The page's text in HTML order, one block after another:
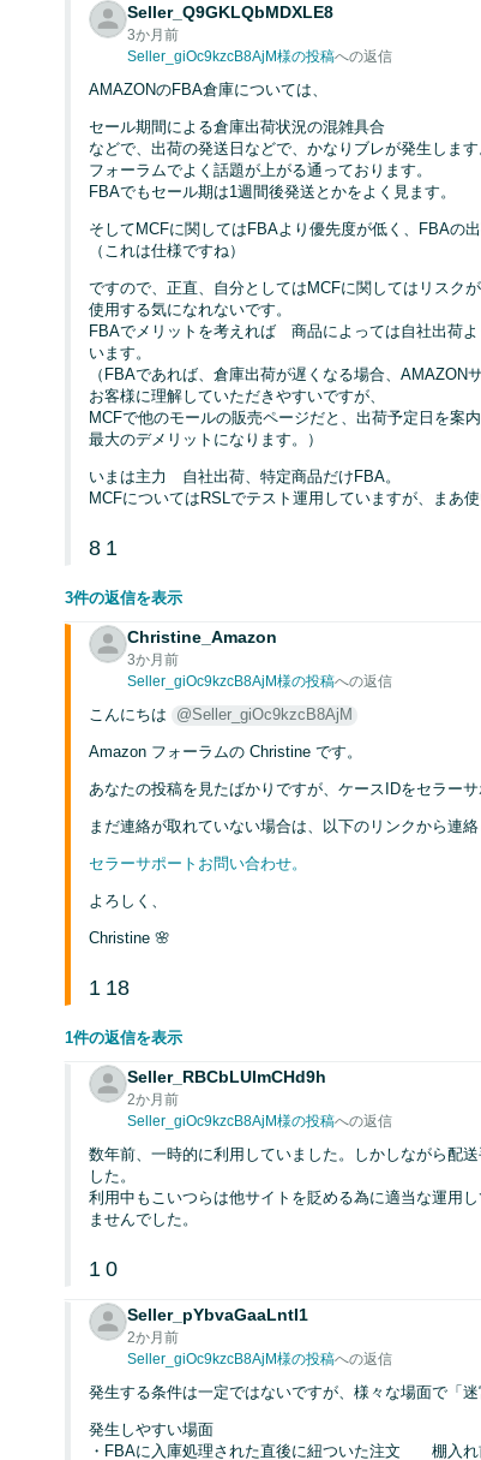
Seller_Q9GKLQbMDXLE8
3か月前
Seller_giOc9kzcB8AjM様の投稿への返信
AMAZONのFBA倉庫については、
セール期間による倉庫出荷状況の混雑具合
などで、出荷の発送日などで、かなりブレが発生します
フォーラムでよく話題が上がる通っております。
FBAでもセール期は1週間後発送とかをよく見ます。
そしてMCFに関してはFBAより優先度が低く、FBAの
（これは仕様ですね）
ですので、正直、自分としてはMCFに関してはリスク
使用する気になれないです。
FBAでメリットを考えれば 商品によっては自社出荷
います。
（FBAであれば、倉庫出荷が遅くなる場合、
お客様に理解していただきやすいですが、
MCFで他のモールの販売ページだと、出荷予定日を案
最大のデメリットになります。）
いまは主力 自社出荷、特定商品だけFBA。
MCFについてはRSLでテスト運用していますが、まあ
8 1
3件の返信を表示
Christine_Amazon
3か月前
Seller_giOc9kzcB8AjM様の投稿への返信
こんにちは @Seller_giOc9kzcB8AjM
Amazon フォーラムの Christine です。
あなたの投稿を見たばかりですが、ケースIDをセラー
まだ連絡が取れていない場合は、以下のリンクから連絡
セラーサポートお問い合わせ。
よろしく、
Christine 🌸
1 18
1件の返信を表示
Seller_RBCbLUImCHd9h
2か月前
Seller_giOc9kzcB8AjM様の投稿への返信
数年前、一時的に利用していました。しかしながら配
した。
利用中もこいつらは他サイトを貶める為に適当な運用
ませんでした。
1 0
Seller_pYbvaGaaLntI1
2か月前
Seller_giOc9kzcB8AjM様の投稿への返信
発生する条件は一定ではないですが、様々な場面で「
発生しやすい場面
・FBAに入庫処理された直後に紐ついた注文 棚入れ